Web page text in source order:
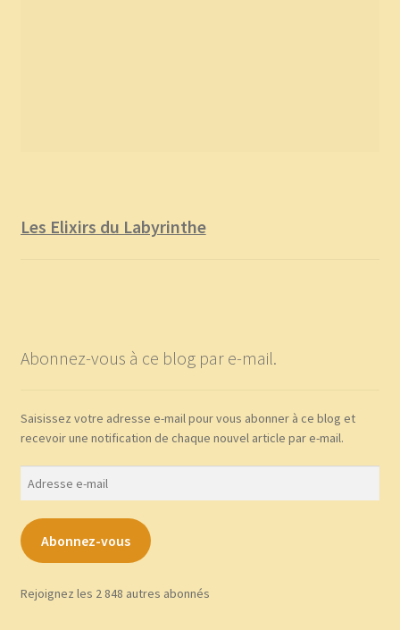
Les Elixirs du Labyrinthe
Abonnez-vous à ce blog par e-mail.
Saisissez votre adresse e-mail pour vous abonner à ce blog et
recevoir une notification de chaque nouvel article par e-mail.
Abonnez-vous
Rejoignez les 2 848 autres abonnés